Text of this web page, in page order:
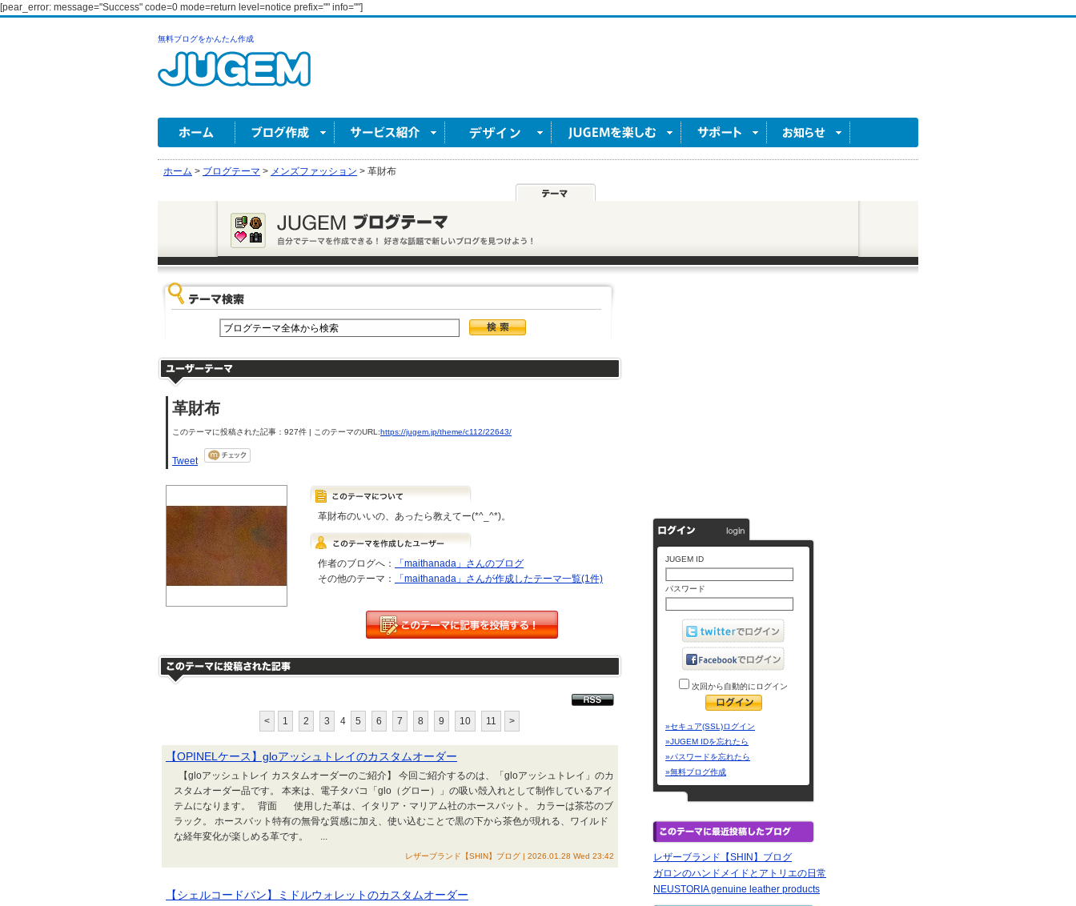
[pear_error: message="Success" code=0 mode=return level=notice prefix="" info=""]
無料ブログをかんたん作成
ホーム > ブログテーマ > メンズファッション > 革財布
革財布
このテーマに投稿された記事：927件 | このテーマのURL:https://jugem.jp/theme/c112/22643/
Tweet
革財布のいいの、あったら教えてー(*^_^*)。
作者のブログへ：
「maithanada」さんのブログ
その他のテーマ：
「maithanada」さんが作成したテーマ一覧(1件)
< 1 2 3 4 5 6 7 8 9 10 11 >
【OPINELケース】gloアッシュトレイのカスタムオーダー
【gloアッシュトレイ カスタムオーダーのご紹介】 今回ご紹介するのは、「gloアッシュトレイ」のカ
スタムオーダー品です。 本来は、電子タバコ「glo（グロー）」の吸い殻入れとして制作しているアイ
テムになります。 背面 使用した革は、イタリア・マリアム社のホースバット。 カラーは茶芯のブ
ラック。 ホースバット特有の無骨な質感に加え、使い込むことで黒の下から茶色が現れる、ワイルド
な経年変化が楽しめる革です。 ...
レザーブランド【SHIN】ブログ | 2026.01.28 Wed 23:42
【シェルコードバン】ミドルウォレットのカスタムオーダー
JUGEM ID
パスワード
次回から自動的にログイン
»セキュア(SSL)ログイン
»JUGEM IDを忘れたら
»パスワードを忘れたら
»無料ブログ作成
レザーブランド【SHIN】ブログ
ガロンのハンドメイドとアトリエの日常
NEUSTORIA genuine leather products